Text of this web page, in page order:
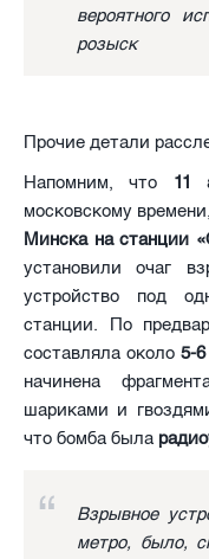
вероятного
розыск
Прочие детали
Напомним, что 11
московскому времени,
Минска на станции
установили очаг
устройство под
станции. По
составляла около 5-
начинена
шариками и
что бомба была
Взрывное
метро, было,